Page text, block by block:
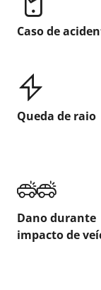
Caso de
Queda de raio
Dano durante
impacto de